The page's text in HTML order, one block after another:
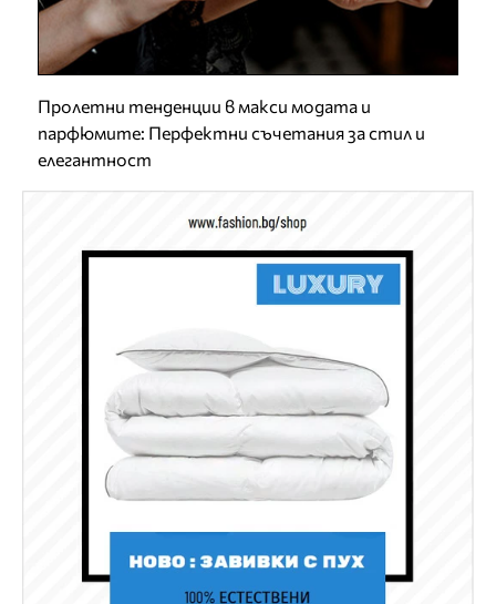
Пролетни тенденции в макси модата и
парфюмите: Перфектни съчетания за стил и
елегантност